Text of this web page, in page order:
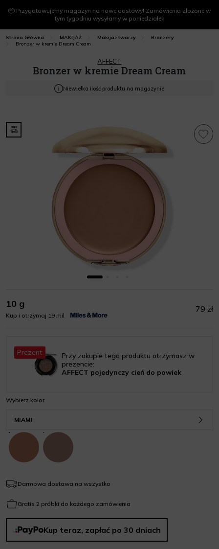
📦 Przygotowujemy magazyn na nowe dostawy! Zamówienia złożone w
tym tygodniu wysyłamy w poniedziałek
Strona Główna MAKIJAŻ Makijaż twarzy
Bronzery
Bronzer w kremie Dream Cream
AFFECT
Bronzer w kremie Dream Cream
Niewielka ilość produktu na magazynie
Wybierz kolor
MIAMI
10 g
Kup i otrzymaj 19 mil
79 zł
Prezent
Przy zakupie tego produktu otrzymasz w
prezencie:
AFFECT pojedynczy cień do powiek
Darmowa dostawa na wszystko
Gratis 2 próbki do każdego zamówienia
Kup teraz, zapłać po 30 dniach